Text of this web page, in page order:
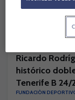
Ricardo
histórico
Tenerife B 24/
FUNDACIÓN